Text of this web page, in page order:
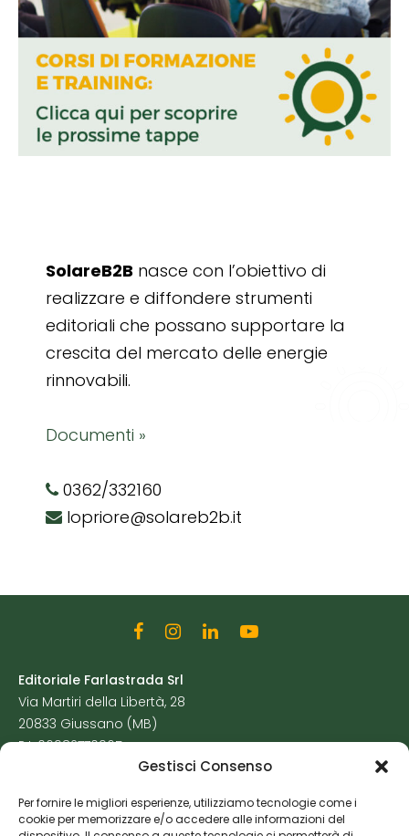
Gestisci Consenso
Per fornire le migliori esperienze, utilizziamo tecnologie come i
cookie per memorizzare e/o accedere alle informazioni del
SolareB2B nasce con l’obiettivo di
realizzare e diffondere strumenti
editoriali che possano supportare la
crescita del mercato delle energie
rinnovabili.
Documenti »
0362/332160
lopriore@solareb2b.it
Editoriale Farlastrada Srl
Via Martiri della Libertà, 28
20833 Giussano (MB)
P.I. 06982770965
Cookie Policy